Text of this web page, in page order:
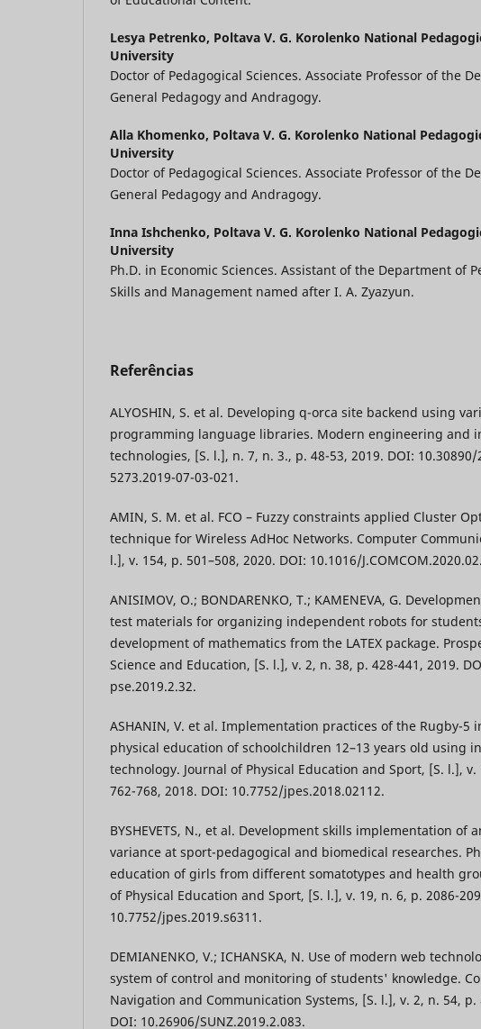
Lesya Petrenko, Poltava V. G. Korolenko National
University
Doctor of Pedagogical Sciences. Associate Professor of the
General Pedagogy and Andragogy.
Alla Khomenko, Poltava V. G. Korolenko National
University
Doctor of Pedagogical Sciences. Associate Professor of the
General Pedagogy and Andragogy.
Inna Ishchenko, Poltava V. G. Korolenko National
University
Ph.D. in Economic Sciences. Assistant of the Department of
Skills and Management named after I. A. Zyazyun.
Referências
ALYOSHIN, S. et al. Developing q-orca site backend using
programming language libraries. Modern engineering and
technologies, [S. l.], n. 7, n. 3., p. 48-53, 2019. DOI: 10.30890/
5273.2019-07-03-021.
AMIN, S. M. et al. FCO – Fuzzy constraints applied Cluster
technique for Wireless AdHoc Networks. Computer
l.], v. 154, p. 501–508, 2020. DOI: 10.1016/
ANISIMOV, O.; BONDARENKO, T.; KAMENEVA, G.
test materials for organizing independent robots for
development of mathematics from the LATEX package.
Science and Education, [S. l.], v. 2, n. 38, p. 428-441, 2019.
pse.2019.2.32.
ASHANIN, V. et al. Implementation practices of the Rugby-5
physical education of schoolchildren 12–13 years old using
technology. Journal of Physical Education and Sport, [S. l.], v.
762-768, 2018. DOI: 10.7752/jpes.2018.02112.
BYSHEVETS, N., et al. Development skills implementation of
variance at sport-pedagogical and biomedical researches.
education of girls from different somatotypes and health
of Physical Education and Sport, [S. l.], v. 19, n. 6, p. 2086-
10.7752/jpes.2019.s6311.
DEMIANENKO, V.; ICHANSKA, N. Use of modern web
system of control and monitoring of students' knowledge.
Navigation and Communication Systems, [S. l.], v. 2, n. 54, p.
DOI: 10.26906/SUNZ.2019.2.083.